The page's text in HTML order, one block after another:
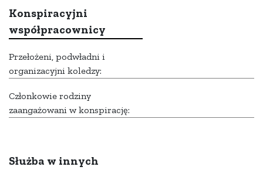
Konspiracyjni
współpracownicy
Przełożeni, podwładni i
organizacyjni koledzy:
Członkowie rodziny
zaangażowani w konspirację:
Służba w innych